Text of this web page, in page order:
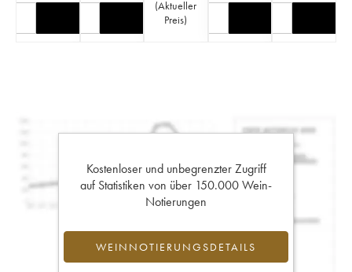
(Aktueller
Preis)
Kostenloser und unbegrenzter Zugriff
auf Statistiken von über 150.000 Wein-
Notierungen
WEINNOTIERUNGSDETAILS